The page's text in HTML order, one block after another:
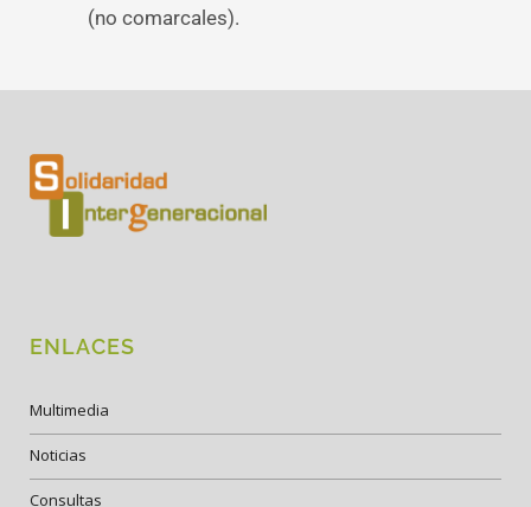
(no comarcales).
ENLACES
Multimedia
Noticias
Consultas